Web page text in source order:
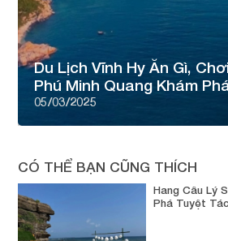
Du Lịch Vĩnh Hy Ăn Gì,
Phú Minh Quang Khám
05/03/2025
CÓ THỂ BẠN CŨNG THÍCH
Hang Câu Lý
Phá Tuyệt